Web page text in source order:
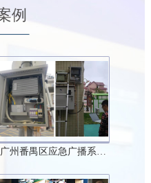
例
广州番禺区应急广播系…